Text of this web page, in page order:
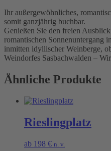
Ihr außergewöhnliches,
somit ganzjährig buchbar.
Genießen Sie den freien
romantischen Sonnenuntergang
inmitten idyllischer Weinberge,
Weindorfes Sasbachwalden –
Ähnliche Produkte
Rieslingplatz
ab 198 € n. v.